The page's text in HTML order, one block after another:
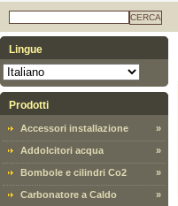
CERCA
Lingue
Prodotti
Accessori installazione »
Addolcitori acqua »
Bombole e cilindri Co2 »
Carbonatore a Caldo »